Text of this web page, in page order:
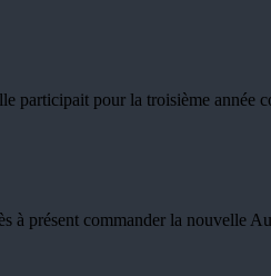
participait pour la troisième année
à présent commander la nouvelle